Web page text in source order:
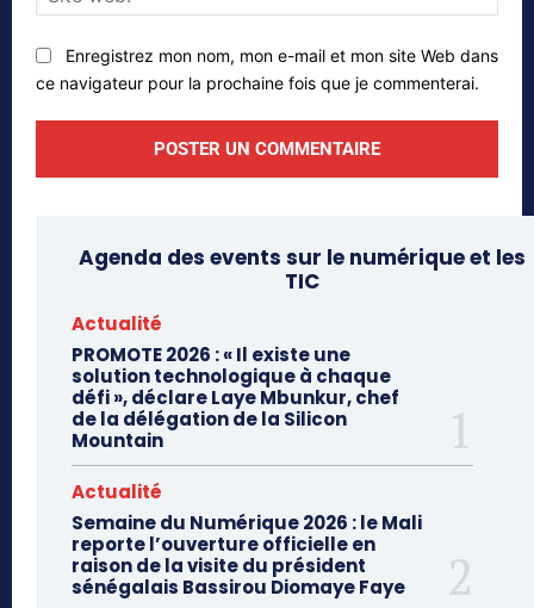
web:
Enregistrez mon nom, mon e-mail et mon site Web dans
ce navigateur pour la prochaine fois que je commenterai.
Agenda des events sur le numérique et les
TIC
Actualité
PROMOTE 2026 : « Il existe une
solution technologique à chaque
défi », déclare Laye Mbunkur, chef
de la délégation de la Silicon
Mountain
Actualité
Semaine du Numérique 2026 : le Mali
reporte l’ouverture officielle en
raison de la visite du président
sénégalais Bassirou Diomaye Faye